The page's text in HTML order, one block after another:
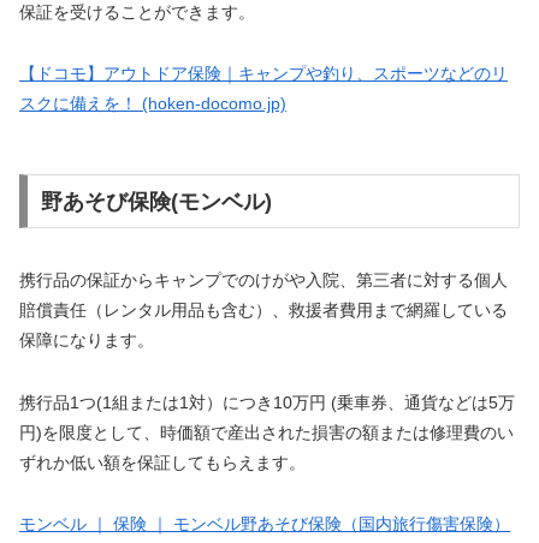
保証を受けることができます。
【ドコモ】アウトドア保険｜キャンプや釣り、スポーツなどのリ
スクに備えを！ (hoken-docomo.jp)
野あそび保険(モンベル)
携行品の保証からキャンプでのけがや入院、第三者に対する個人
賠償責任（レンタル用品も含む）、救援者費用まで網羅している
保障になります。
携行品1つ(1組または1対）につき10万円 (乗車券、通貨などは5万
円)を限度として、時価額で産出された損害の額または修理費のい
ずれか低い額を保証してもらえます。
モンベル ｜ 保険 ｜ モンベル野あそび保険（国内旅行傷害保険）